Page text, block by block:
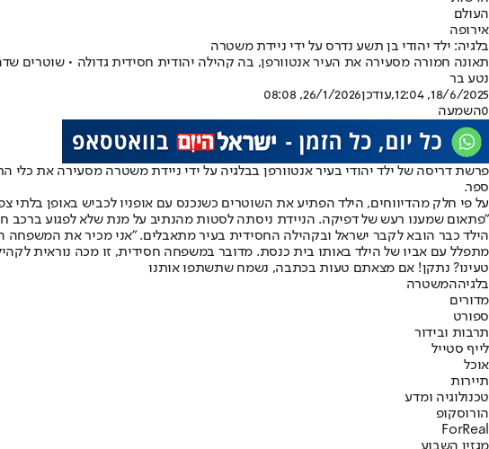
העולם
אירופה
בלגיה: ילד יהודי בן תשע נדרס על ידי ניידת משטרה
תאונה חמורה מסעירה את העיר אנטוורפן, בה קהילה יהודית חסידית גדולה • שוטרים
נטע בר
18/6/2025, 12:04
,עודכן26/1/2026, 08:08
0השמעה
ספר.
על פי חלק מהדיווחים, הילד הפתיע את השוטרים כשנכנס עם אופניו לכביש באופן בלתי
"פתאום שמענו רעש של דפיקה. הניידת ניסתה לסטות מהנתיב על מנת שלא לפגוע ברכב
הילד כבר הובא לקבר ישראל ובקהילה החסידית בעיר מתאבלים. "אני מכיר את המשפחה
מתפלל עם אביו של הילד באותו בית כנסת. מדובר במשפחה חסידית, זו מכה נוראית
טעינו? נתקן! אם מצאתם טעות בכתבה, נשמח שתשתפו אותנו
בלגיההמשטרה
מדורים
ספורט
תרבות ובידור
לייף סטייל
אוכל
תיירות
טכנולוגיה ומדע
הורוסקופ
ForReal